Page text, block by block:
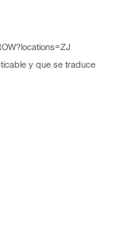
y que se traduce